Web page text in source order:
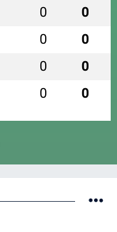
0 0
0 0
0 0
0 0